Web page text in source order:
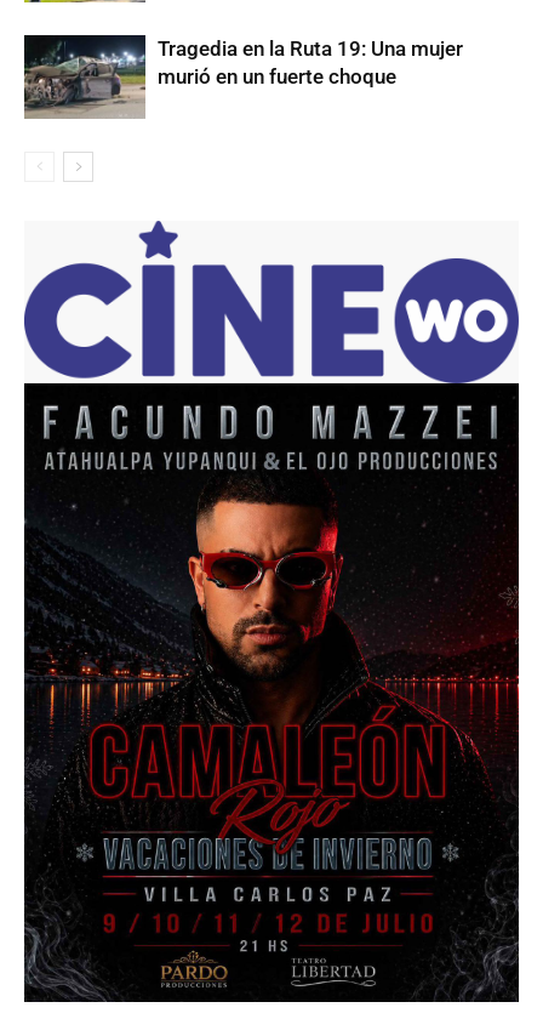
Tragedia en la Ruta 19: Una mujer
murió en un fuerte choque